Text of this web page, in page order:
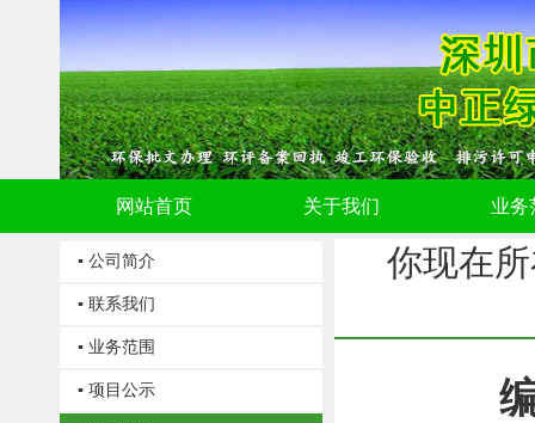
网站首页 关于我们 业务
▪ 公司简介
▪ 联系我们
▪ 业务范围
▪ 项目公示
你现在